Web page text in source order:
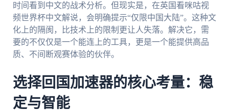
时间看到中文的战术分析。但现实是，在英国看咪咕视
频世界杯中文解说，会明确提示“仅限中国大陆”。这种文
化上的隔阂，比技术上的限制更让人失落。解决它，需
要的不仅仅是一个能连上的工具，更是一个能提供高品
质、不间断观赛体验的伙伴。
选择回国加速器的核心考量：稳
定与智能